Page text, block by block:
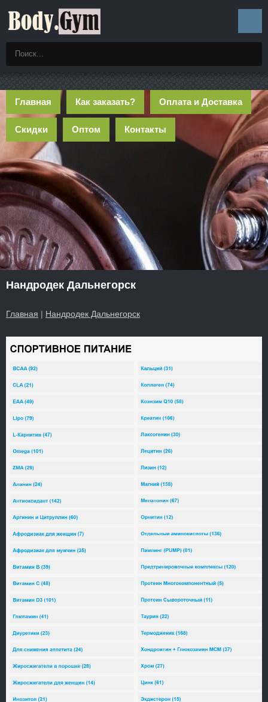
Главная Как заказать? Оплата и Доставка
Скидки Оптом Контакты
Нандродек Дальнегорск
Главная | Нандродек Дальнегорск